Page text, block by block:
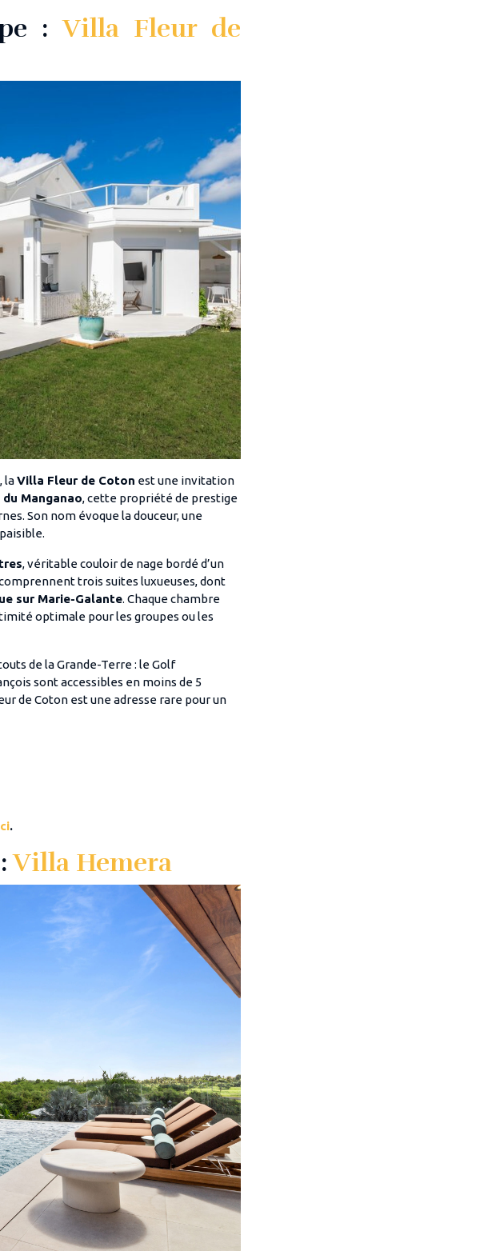
:Villa Fleur de
, laVilla Fleur de Coton est une invitation
Manganao, cette propriété de prestige
Son nom évoque la douceur, une
, véritable couloir de nage bordé d’un
trois suites luxueuses, dont
sur Marie-Galante. Chaque chambre
optimale pour les groupes ou les
de la Grande-Terre : le Golf
sont accessibles en moins de 5
de Coton est une adresse rare pour un
.
Villa Hemera